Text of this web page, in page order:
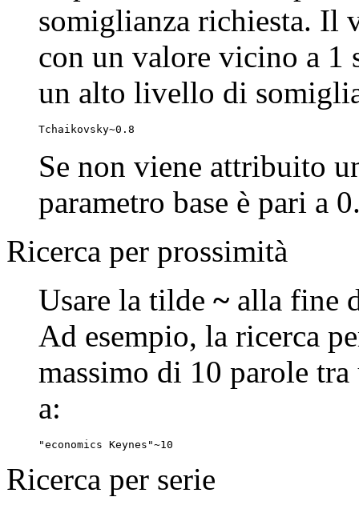
somiglianza richiesta. Il
con un valore vicino a 1
un alto livello di
Tchaikovsky~0.8
Se non viene attribuito
parametro base è pari a
Ricerca per prossimità
Usare la tilde ~ alla fine
Ad esempio, la ricerca
massimo di 10 parole
a:
"economics Keynes"~10
Ricerca per serie